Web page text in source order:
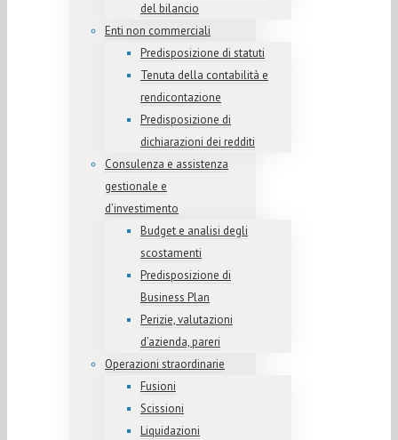
del bilancio
Enti non commerciali
Predisposizione di statuti
Tenuta della contabilità e
rendicontazione
Predisposizione di
dichiarazioni dei redditi
Consulenza e assistenza
gestionale e
d’investimento
Budget e analisi degli
scostamenti
Predisposizione di
Business Plan
Perizie, valutazioni
d’azienda, pareri
Operazioni straordinarie
Fusioni
Scissioni
Liquidazioni